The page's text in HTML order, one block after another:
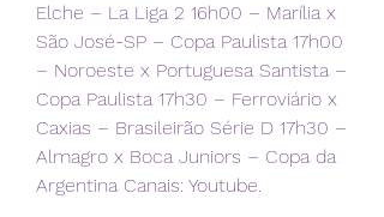
Elche – La Liga 2 16h00 – Marília x
São José-SP – Copa Paulista 17h00
– Noroeste x Portuguesa Santista –
Copa Paulista 17h30 – Ferroviário x
Caxias – Brasileirão Série D 17h30 –
Almagro x Boca Juniors – Copa da
Argentina Canais: Youtube.